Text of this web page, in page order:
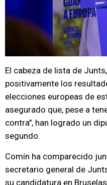
El cabeza de lista de
positivamente los
elecciones europeas de
asegurado que, pese a
contra", han logrado un
segundo.
Comín ha comparecido
secretario general de
su candidatura en